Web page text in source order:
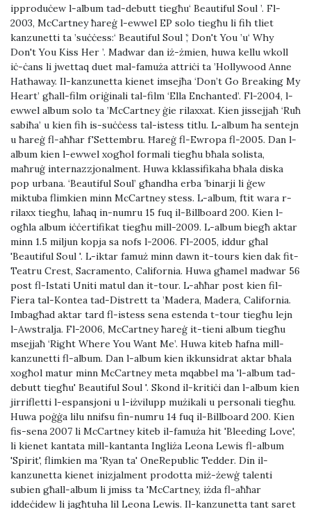
ipproduċew l-album tad-debutt tiegħu‘ Beautiful Soul ’. Fl-
2003, McCartney ħareġ l-ewwel EP solo tiegħu li fih tliet
kanzunetti ta ’suċċess:‘ Beautiful Soul ’,‘ Don't You ’u‘ Why
Don't You Kiss Her ’. Madwar dan iż-żmien, huwa kellu wkoll
iċ-ċans li jwettaq duet mal-famuża attriċi ta ’Hollywood Anne
Hathaway. Il-kanzunetta kienet imsejħa ‘Don’t Go Breaking My
Heart’ għall-film oriġinali tal-film ‘Ella Enchanted’. Fl-2004, l-
ewwel album solo ta ’McCartney ġie rilaxxat. Kien jissejjaħ ‘Ruħ
sabiħa’ u kien fih is-suċċess tal-istess titlu. L-album ħa sentejn
u ħareġ fl-aħħar f'Settembru. Ħareġ fl-Ewropa fl-2005. Dan l-
album kien l-ewwel xogħol formali tiegħu bħala solista,
maħruġ internazzjonalment. Huwa kklassifikaha bħala diska
pop urbana. ‘Beautiful Soul’ għandha erba ’binarji li ġew
miktuba flimkien minn McCartney stess. L-album, ftit wara r-
rilaxx tiegħu, laħaq in-numru 15 fuq il-Billboard 200. Kien l-
ogħla album iċċertifikat tiegħu mill-2009. L-album biegħ aktar
minn 1.5 miljun kopja sa nofs l-2006. Fl-2005, iddur għal
'Beautiful Soul '. L-iktar famuż minn dawn it-tours kien dak fit-
Teatru Crest, Sacramento, California. Huwa għamel madwar 56
post fl-Istati Uniti matul dan it-tour. L-aħħar post kien fil-
Fiera tal-Kontea tad-Distrett ta ’Madera, Madera, California.
Imbagħad aktar tard fl-istess sena estenda t-tour tiegħu lejn
l-Awstralja. Fl-2006, McCartney ħareġ it-tieni album tiegħu
msejjaħ ‘Right Where You Want Me’. Huwa kiteb ħafna mill-
kanzunetti fl-album. Dan l-album kien ikkunsidrat aktar bħala
xogħol matur minn McCartney meta mqabbel ma 'l-album tad-
debutt tiegħu' Beautiful Soul '. Skond il-kritiċi dan l-album kien
jirrifletti l-espansjoni u l-iżvilupp mużikali u personali tiegħu.
Huwa poġġa lilu nnifsu fin-numru 14 fuq il-Billboard 200. Kien
fis-sena 2007 li McCartney kiteb il-famuża hit 'Bleeding Love',
li kienet kantata mill-kantanta Ingliża Leona Lewis fl-album
'Spirit', flimkien ma 'Ryan ta' OneRepublic Tedder. Din il-
kanzunetta kienet inizjalment prodotta miż-żewġ talenti
subien għall-album li jmiss ta 'McCartney, iżda fl-aħħar
iddeċidew li jagħtuha lil Leona Lewis. Il-kanzunetta tant saret